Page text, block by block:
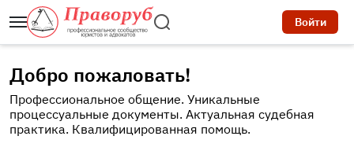
Войти
Добро пожаловать!
Профессиональное общение. Уникальные
процессуальные документы. Актуальная судебная
практика. Квалифицированная помощь.